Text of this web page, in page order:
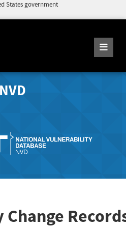
States government
NVD